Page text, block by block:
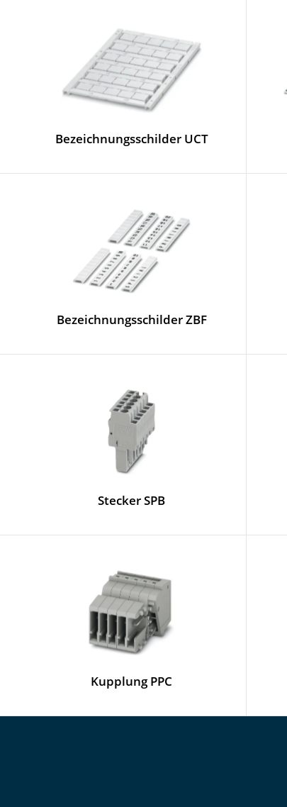
Bezeichnungsschilder UCT
Bezeichnungsschilder ZBF
Stecker SPB
Kupplung PPC